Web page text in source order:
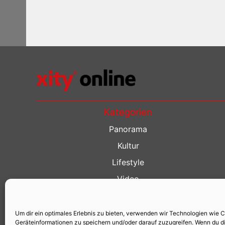
Um dir ein optimales Erlebnis zu bieten, verwenden wir Technologien wie
Geräteinformationen zu speichern und/oder darauf zuzugreifen. Wenn du
Kategorien
Panorama
Kultur
Lifestyle
Video
Kino Guide